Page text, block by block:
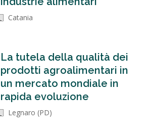
Catania
La tutela della qualità dei
prodotti agroalimentari in
un mercato mondiale in
rapida evoluzione
Legnaro (PD)